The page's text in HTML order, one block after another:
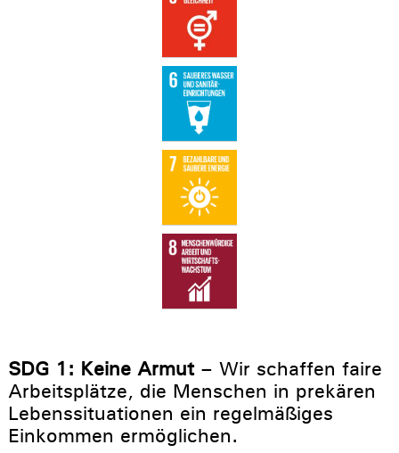
SDG 1: Keine Armut– Wir schaffen faire
Arbeitsplätze, die Menschen in prekären
Lebenssituationen ein regelmäßiges
Einkommen ermöglichen.